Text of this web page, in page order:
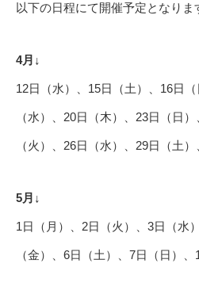
以下の日程にて開催予定となりま
4月↓
12日（水）、15日（土）、16日
（水）、20日（木）、23日（日
（火）、26日（水）、29日（土）
5月↓
1日（月）、2日（火）、3日（水
（金）、6日（土）、7日（日）、